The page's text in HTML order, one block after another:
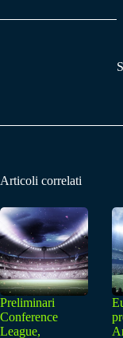
pp m
Articoli correlati
Preliminari
Conference
League,